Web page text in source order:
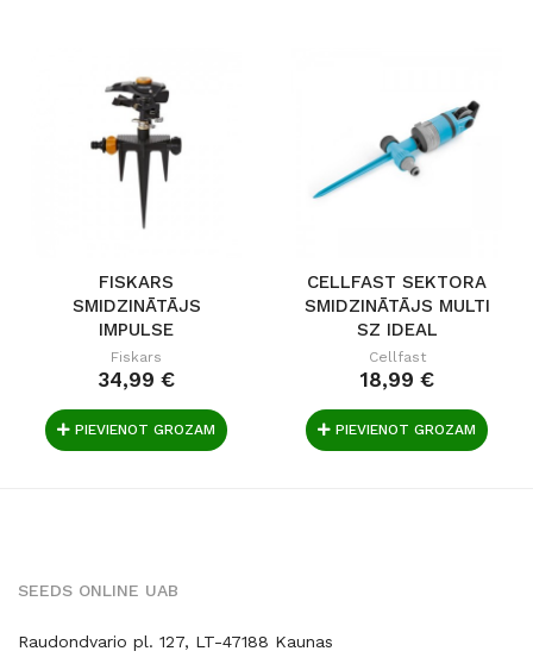
FISKARS
SMIDZINĀTĀJS
IMPULSE
Fiskars
34,99 €
PIEVIENOT GROZAM
CELLFAST SEKTORA
SMIDZINĀTĀJS MULTI
SZ IDEAL
Cellfast
18,99 €
PIEVIENOT GROZAM
SEEDS ONLINE UAB
Raudondvario pl. 127, LT-47188 Kaunas